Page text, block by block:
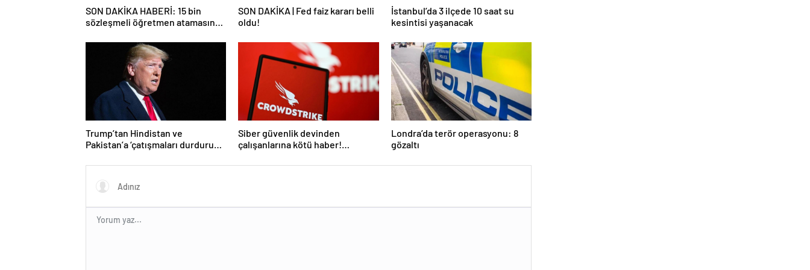
SON DAKİKA HABERİ: 15 bin
sözleşmeli öğretmen atamasında
açıklandı
SON DAKİKA | Fed faiz kararı belli
oldu!
İstanbul’da 3 ilçede 10 saat su
kesintisi yaşanacak
Trump’tan Hindistan ve
Pakistan’a ‘çatışmaları durdurun’
Siber güvenlik devinden
çalışanlarına kötü haber!
Londra’da terör operasyonu: 8
gözaltı